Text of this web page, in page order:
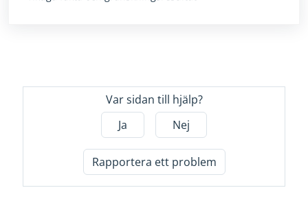
Var sidan till hjälp?
Ja
Nej
Rapportera ett problem